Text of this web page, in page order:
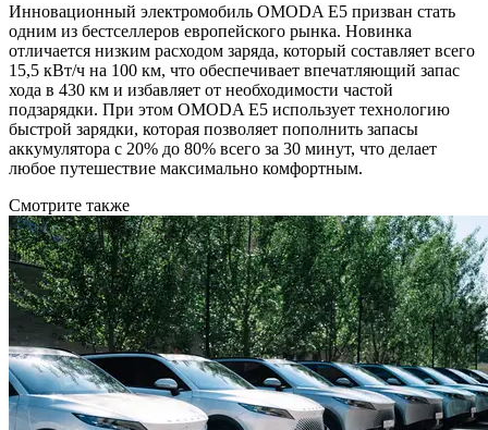
Инновационный электромобиль OMODA E5 призван стать
одним из бестселлеров европейского рынка. Новинка
отличается низким расходом заряда, который составляет всего
15,5 кВт/ч на 100 км, что обеспечивает впечатляющий запас
хода в 430 км и избавляет от необходимости частой
подзарядки. При этом OMODA E5 использует технологию
быстрой зарядки, которая позволяет пополнить запасы
аккумулятора с 20% до 80% всего за 30 минут, что делает
любое путешествие максимально комфортным.
Смотрите также